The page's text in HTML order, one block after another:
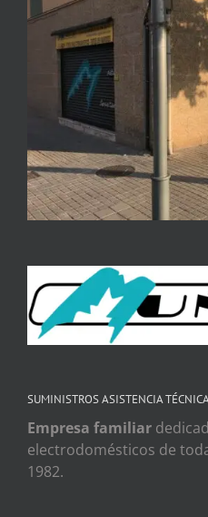
SUMINISTROS ASISTENCIA
Empresa familiar
electrodomésticos de
1982.